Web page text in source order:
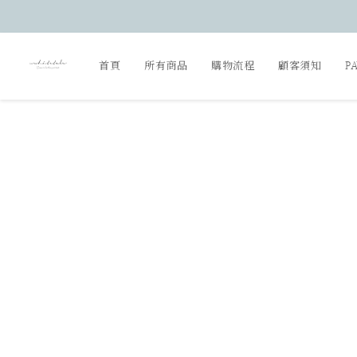
首頁 所有商品 購物流程 顧客須知